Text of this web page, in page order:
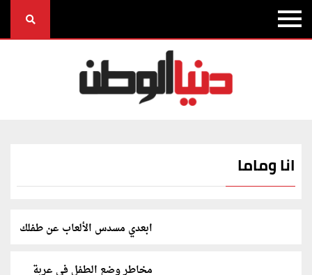
انا وماما
ابعدي مسدس الألعاب عن طفلك
مخاطر وضع الطفل في عربة